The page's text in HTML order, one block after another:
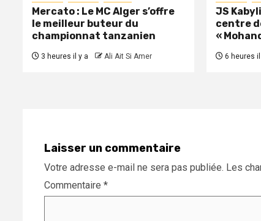
Mercato : Le MC Alger s’offre
le meilleur buteur du
championnat tanzanien
3 heures il y a Ali Ait Si Amer
JS
centre
«
6 heures il
Laisser un commentaire
Votre adresse e-mail ne sera pas publiée. Les
Commentaire *